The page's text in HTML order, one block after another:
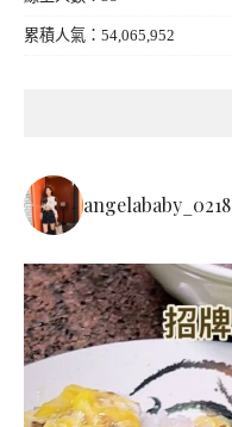
累積人氣：54,065,952
angelababy_0218